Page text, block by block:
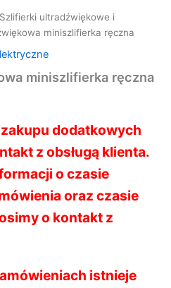
Szlifierki ultradźwiękowe i
miniszlifierka ręczna
miniszlifierka ręczna
dodatkowych
z obsługą klienta.
o czasie
oraz czasie
o kontakt z
istnieje